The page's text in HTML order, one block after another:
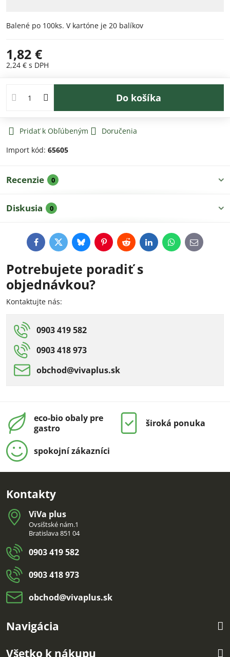
Balené po 100ks. V kartóne je 20 balíkov
1,82 €
2,24 € s DPH
Do košíka
Pridať k Obľúbeným
Doručenia
Import kód: 65605
Recenzie 0
Diskusia 0
FacebookTwitterBlueskyPinterestRedditLinkedInWhatsApp
E-
mail
Potrebujete poradiť s
objednávkou?
Kontaktujte nás:
0903 419 582
0903 418 973
obchod​@vivaplus​.sk
eco-bio obaly pre
gastro
široká ponuka
spokojní zákazníci
Kontakty
ViVa plus
Ovsištské nám.1
Bratislava 851 04
0903 419 582
0903 418 973
obchod​@vivaplus​.sk
Navigácia
Všetko k nákupu